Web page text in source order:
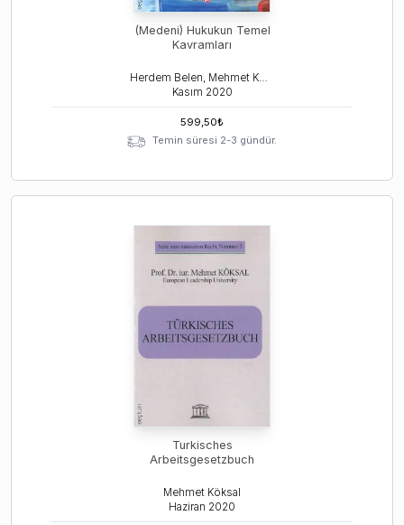
(Medeni) Hukukun Temel
Kavramları
Herdem Belen, Mehmet Köksal
Kasım 2020
599,50₺
Temin süresi 2-3 gündür.
Turkisches
Arbeitsgesetzbuch
Mehmet Köksal
Haziran 2020